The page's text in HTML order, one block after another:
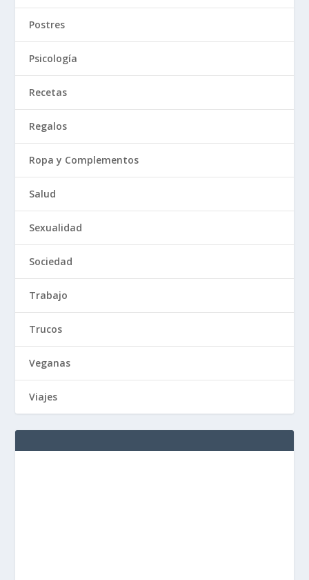
Postres
Psicología
Recetas
Regalos
Ropa y Complementos
Salud
Sexualidad
Sociedad
Trabajo
Trucos
Veganas
Viajes